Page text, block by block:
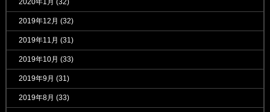
2020年1月 (32)
2019年12月 (32)
2019年11月 (31)
2019年10月 (33)
2019年9月 (31)
2019年8月 (33)